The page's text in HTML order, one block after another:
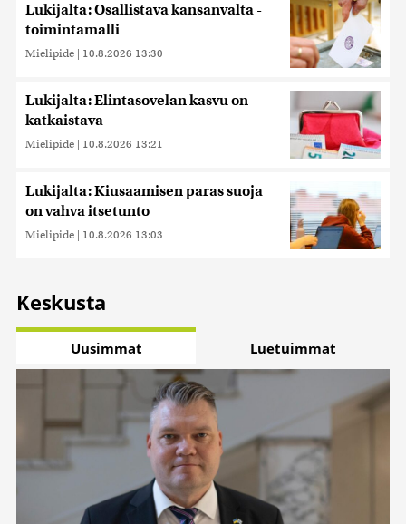
Lukijalta: Osallistava kansanvalta -
toimintamalli
Mielipide | 10.8.2026 13:30
Lukijalta: Elintasovelan kasvu on
katkaistava
Mielipide | 10.8.2026 13:21
Lukijalta: Kiusaamisen paras suoja
on vahva itsetunto
Mielipide | 10.8.2026 13:03
Keskusta
Uusimmat Luetuimmat